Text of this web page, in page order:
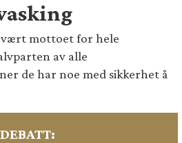
mottoet for hele
av alle
de har noe med sikkerhet å
DEBATT: